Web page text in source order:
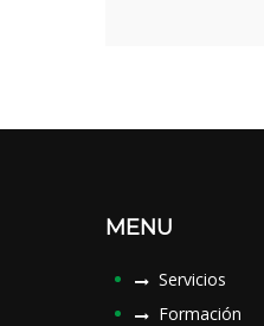
MENU
Servicios
Formación